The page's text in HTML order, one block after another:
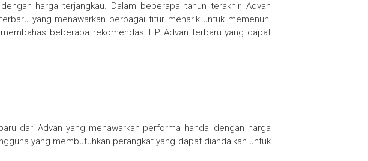
harga terjangkau. Dalam beberapa tahun terakhir, Advan
yang menawarkan berbagai fitur menarik untuk memenuhi
beberapa rekomendasi HP Advan terbaru yang dapat
dari Advan yang menawarkan performa handal dengan harga
yang membutuhkan perangkat yang dapat diandalkan untuk